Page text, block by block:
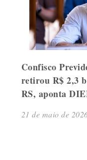
Confisco
retirou R$ 2,3
RS, aponta
21 de maio de